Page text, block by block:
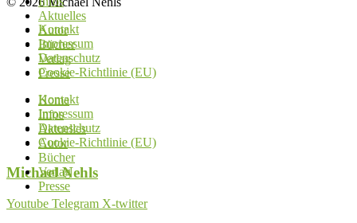
Aktuelles
Autor
Bücher
Verlag
Presse
Home
Infos
Aktuelles
Autor
Bücher
Verlag
Presse
Kontakt
Impressum
Datenschutz
Cookie-Richtlinie (EU)
Kontakt
Impressum
Datenschutz
Cookie-Richtlinie (EU)
MichaelNehls
Youtube Telegram X-twitter